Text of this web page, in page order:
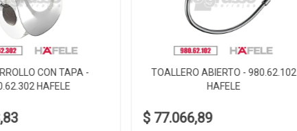
CON TAPA -
HAFELE
TOALLERO ABIERTO - 980.62.102
HAFELE
$ 77.066,89